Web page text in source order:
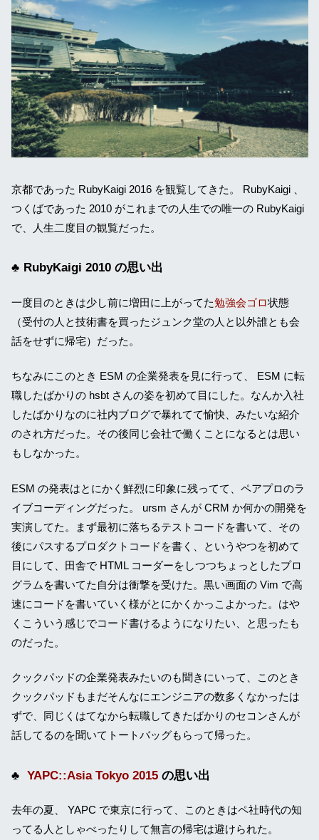
京都であった RubyKaigi 2016 を観覧してきた。 RubyKaigi 、
つくばであった 2010 がこれまでの人生での唯一の RubyKaigi
で、人生二度目の観覧だった。
RubyKaigi 2010 の思い出
一度目のときは少し前に増田に上がってた勉強会ゴロ状態
（受付の人と技術書を買ったジュンク堂の人と以外誰とも会
話をせずに帰宅）だった。
ちなみにこのとき ESM の企業発表を見に行って、 ESM に転
職したばかりの hsbt さんの姿を初めて目にした。なんか入社
したばかりなのに社内ブログで暴れてて愉快、みたいな紹介
のされ方だった。その後同じ会社で働くことになるとは思い
もしなかった。
ESM の発表はとにかく鮮烈に印象に残ってて、ペアプロのラ
イブコーディングだった。 ursm さんが CRM か何かの開発を
実演してた。まず最初に落ちるテストコードを書いて、その
後にパスするプロダクトコードを書く、というやつを初めて
目にして、田舎で HTML コーダーをしつつちょっとしたプロ
グラムを書いてた自分は衝撃を受けた。黒い画面の Vim で高
速にコードを書いていく様がとにかくかっこよかった。はや
くこういう感じでコード書けるようになりたい、と思ったも
のだった。
クックパッドの企業発表みたいのも聞きにいって、このとき
クックパッドもまだそんなにエンジニアの数多くなかったは
ずで、同じくはてなから転職してきたばかりのセコンさんが
話してるのを聞いてトートバッグもらって帰った。
YAPC::Asia Tokyo 2015 の思い出
去年の夏、 YAPC で東京に行って、このときはペ社時代の知
ってる人としゃべったりして無言の帰宅は避けられた。